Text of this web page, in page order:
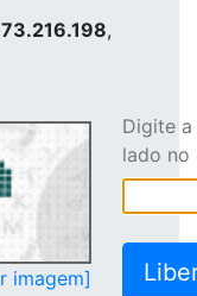
,
imagem]
Digite
lado no